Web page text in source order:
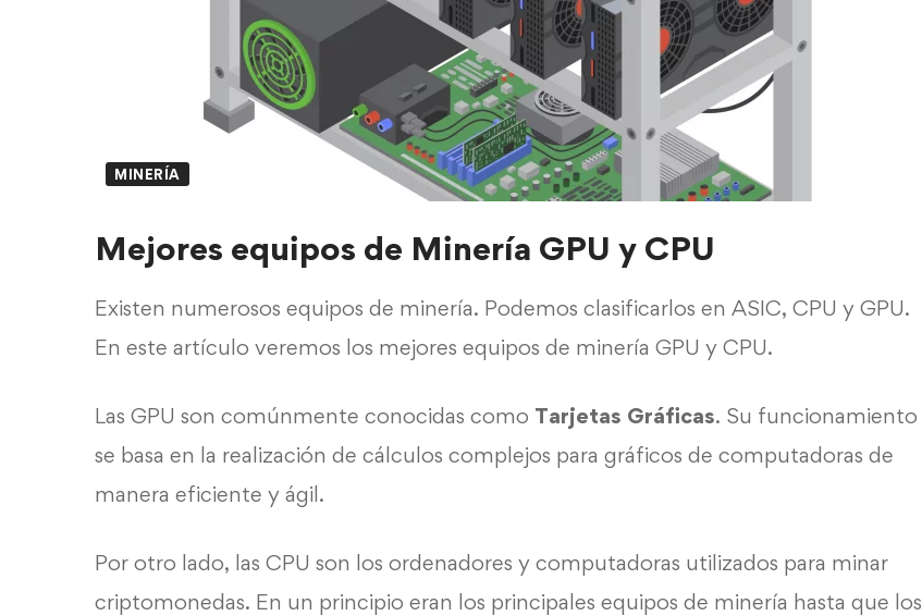
MINERÍA
Mejores equipos de Minería GPU y CPU
Existen numerosos equipos de minería. Podemos clasificarlos en ASIC, CPU y GPU.
En este artículo veremos los mejores equipos de minería GPU y CPU.
Las GPU son comúnmente conocidas como Tarjetas Gráficas. Su funcionamiento
se basa en la realización de cálculos complejos para gráficos de computadoras de
manera eficiente y ágil.
Por otro lado, las CPU son los ordenadores y computadoras utilizados para minar
criptomonedas. En un principio eran los principales equipos de minería hasta que los